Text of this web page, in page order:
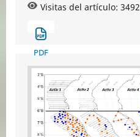
Visitas del artículo: 3492
PDF